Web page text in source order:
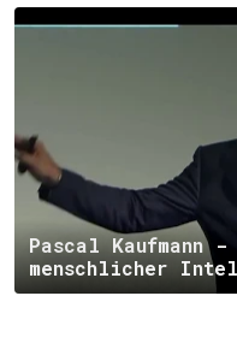
Pascal Kaufmann
menschlicher